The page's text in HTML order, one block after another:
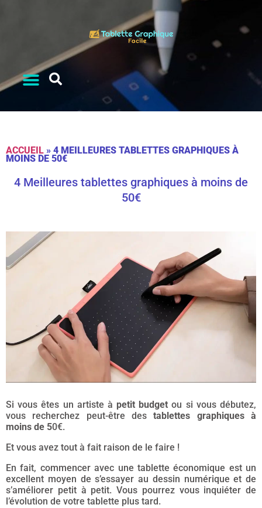
ACCUEIL » 4 MEILLEURES TABLETTES GRAPHIQUES À
MOINS DE 50€
4 Meilleures tablettes graphiques à moins de
50€
Si vous êtes un artiste à petit budget ou si vous débutez,
vous recherchez peut-être destablettes graphiques à
moins de 50€.
Et vous avez tout à fait raison de le faire !
En fait, commencer avec une tablette économique est un
excellent moyen de s’essayer au dessin numérique et de
s’améliorer petit à petit. Vous pourrez vous inquiéter de
l’évolution de votre tablette plus tard.